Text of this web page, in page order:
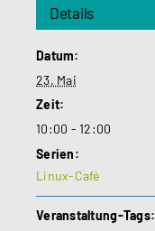
Details
Datum:
23. Mai
Zeit:
10:00 - 12:00
Serien:
Linux-Café
Veranstaltung-Tags: